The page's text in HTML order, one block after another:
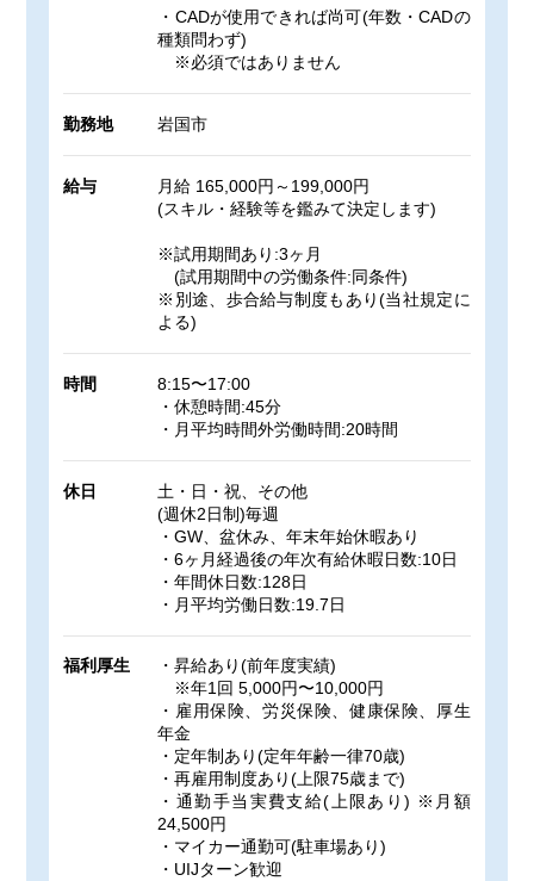
・CADが使用できれば尚可(年数・CADの
種類問わず)
※必須ではありません
勤務地 岩国市
給与
月給 165,000円～199,000円
(スキル・経験等を鑑みて決定します)
※試用期間あり:3ヶ月
(試用期間中の労働条件:同条件)
※別途、歩合給与制度もあり(当社規定に
よる)
時間
8:15〜17:00
・休憩時間:45分
・月平均時間外労働時間:20時間
休日
土・日・祝、その他
(週休2日制)毎週
・GW、盆休み、年末年始休暇あり
・6ヶ月経過後の年次有給休暇日数:10日
・年間休日数:128日
・月平均労働日数:19.7日
福利厚生
・昇給あり(前年度実績)
※年1回 5,000円〜10,000円
・雇用保険、労災保険、健康保険、厚生
年金
・定年制あり(定年年齢一律70歳)
・再雇用制度あり(上限75歳まで)
・通勤手当実費支給(上限あり) ※月額
24,500円
・マイカー通勤可(駐車場あり)
・UIJターン歓迎